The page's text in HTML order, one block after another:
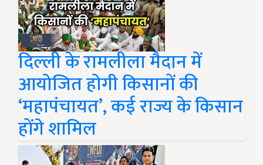
दिल्ली के रामलीला मैदान में
आयोजित होगी किसानों की
‘महापंचायत’, कई राज्य के किसान
होंगे शामिल